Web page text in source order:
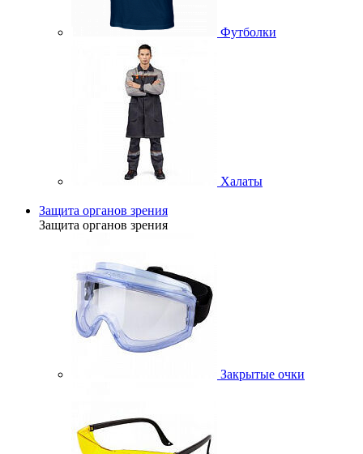
Футболки
Халаты
Защита органов зрения
Защита органов зрения
Закрытые очки